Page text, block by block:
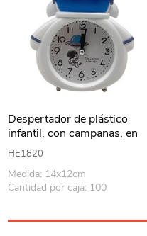
Despertador de plástico
infantil, con campanas, en
caja, 1AA varios colores
HE1820
Medida: 14x12cm
Cantidad por caja: 100